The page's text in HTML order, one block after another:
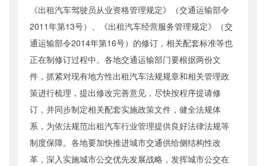
《出租汽车驾驶员从业资格管理规定》（交通运输部令
2011年第13号）、《出租汽车经营服务管理规定》（交
通运输部令2014年第16号）的修订，相关配套标准等也
正在制修订过程中。各地交通运输部门要根据两份文
件，抓紧对现有地方性出租汽车法规规章和相关管理政
策进行梳理，提出修改完善意见，尽快按程序提请修
订，并同步制定相关配套实施政策文件，健全法规体
系，为依法规范出租汽车行业管理提供良好法律法规等
制度保障。各地要加快推进城市交通供给侧结构性改
革，深入实施城市公交优先发展战略，发挥城市公交在